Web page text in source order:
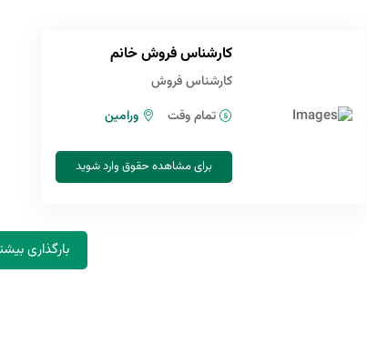
کارشناس فروش خانم
کارشناس فروش
تمام وقت
ورامین
برای مشاهده حقوق وارد شوید
بارگذاری